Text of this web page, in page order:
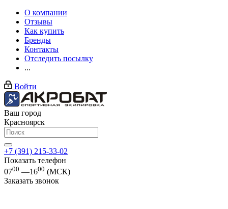
О компании
Отзывы
Как купить
Бренды
Контакты
Отследить посылку
...
Войти
Ваш город
Красноярск
+7 (391) 215-33-02
Показать телефон
0700 —1600 (МСК)
Заказать звонок